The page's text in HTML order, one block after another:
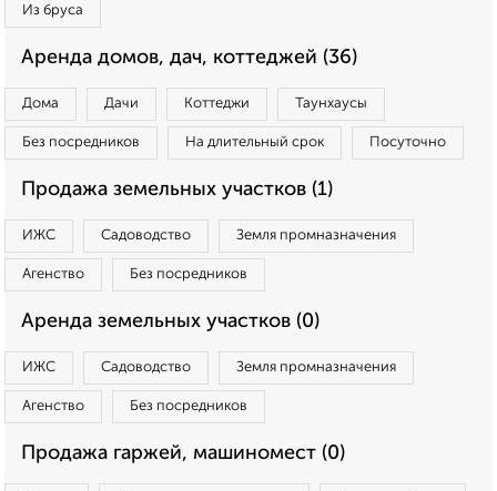
Из бруса
Аренда домов, дач, коттеджей (36)
Дома Дачи Коттеджи Таунхаусы
Без посредников На длительный срок Посуточно
Продажа земельных участков (1)
ИЖС Садоводство Земля промназначения
Агенство Без посредников
Аренда земельных участков (0)
ИЖС Садоводство Земля промназначения
Агенство Без посредников
Продажа гаржей, машиномест (0)